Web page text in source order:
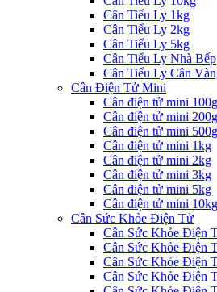
Cân Tiểu Ly 1kg
Cân Tiểu Ly 2kg
Cân Tiểu Ly 5kg
Cân Tiểu Ly Nhà Bếp
Cân Tiểu Ly Cân
Cân Điện Tử Mini
Cân điện tử mini 100g
Cân điện tử mini 200g
Cân điện tử mini 500g
Cân điện tử mini 1kg
Cân điện tử mini 2kg
Cân điện tử mini 3kg
Cân điện tử mini 5kg
Cân điện tử mini 10kg
Cân Sức Khỏe Điện Tử
Cân Sức Khỏe Điện
Cân Sức Khỏe Điện
Cân Sức Khỏe Điện
Cân Sức Khỏe Điện